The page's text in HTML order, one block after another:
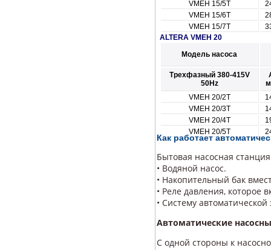
VMEH 15/5T
VMEH 15/6T
VMEH 15/7T
ALTERA VMEH 20
Модель насоса
Трехфазный 380-415V
50Hz
VMEH 20/2T
VMEH 20/3T
VMEH 20/4T
VMEH 20/5T
Как работает
Бытовая насосная
• Водяной насос.
• Накопительный бак
• Реле давления, которое
• Систему
Автоматические
С одной стороны к